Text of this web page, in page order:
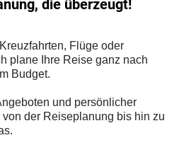
Flüge oder
plane Ihre Reise ganz nach
Budget.
und persönlicher
der Reiseplanung bis hin zu